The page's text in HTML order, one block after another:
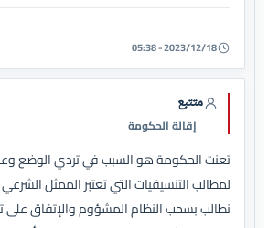
2023/12/18 - 05:38
متتبع
إقالة الحكومة
تعنت الحكومة هو السبب في تردي الوضع
لمطالب التنسيقيات التي تعتبر الممثل
نطالب بسحب النظام المشؤوم والإتفاق على